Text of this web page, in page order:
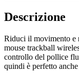
Descrizione
Riduci il movimento e
mouse trackball
controllo del pollice
quindi è perfetto